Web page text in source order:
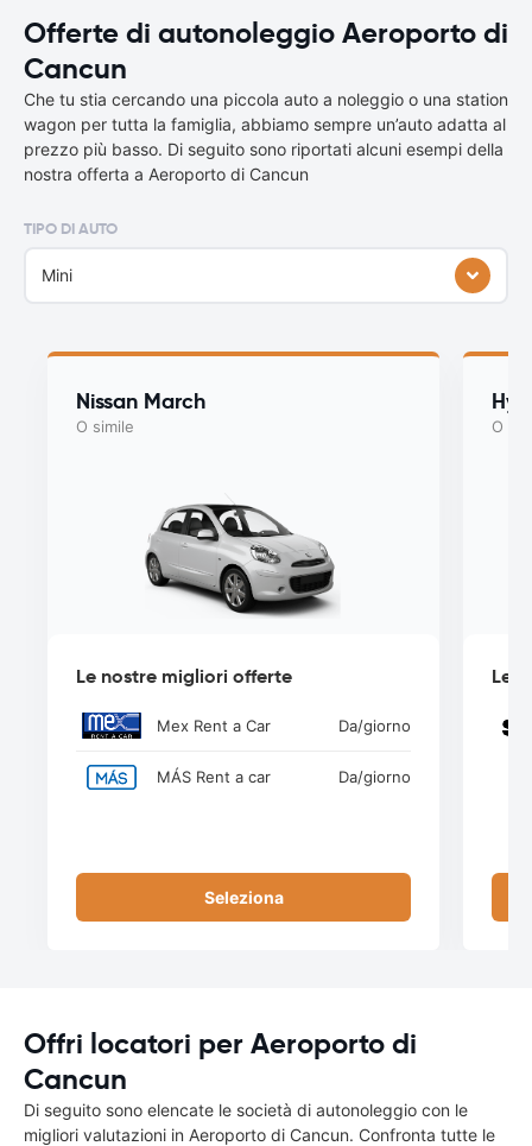
Offerte di autonoleggio Aeroporto di
Cancun
Che tu stia cercando una piccola auto a noleggio o una station
wagon per tutta la famiglia, abbiamo sempre un’auto adatta al
prezzo più basso. Di seguito sono riportati alcuni esempi della
nostra offerta a Aeroporto di Cancun
TIPO DI AUTO
Mini
Nissan March
O simile
Le nostre migliori offerte
Mex Rent a Car Da/giorno
MÁS Rent a car Da/giorno
Seleziona
O
Le
Offri locatori per Aeroporto di
Cancun
Di seguito sono elencate le società di autonoleggio con le
migliori valutazioni in Aeroporto di Cancun. Confronta tutte le